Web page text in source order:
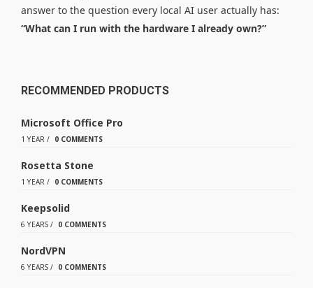
answer to the question every local AI user actually has:
“What can I run with the hardware I already own?”
RECOMMENDED PRODUCTS
Microsoft Office Pro
1 YEAR / 0 COMMENTS
Rosetta Stone
1 YEAR / 0 COMMENTS
Keepsolid
6 YEARS / 0 COMMENTS
NordVPN
6 YEARS / 0 COMMENTS